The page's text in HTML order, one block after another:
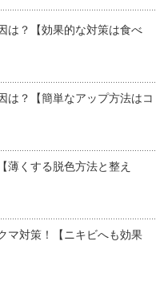
は？【効果的な対策は食べ
は？【簡単なアップ方法はコ
薄くする脱色方法と整え
マ対策！【ニキビへも効果